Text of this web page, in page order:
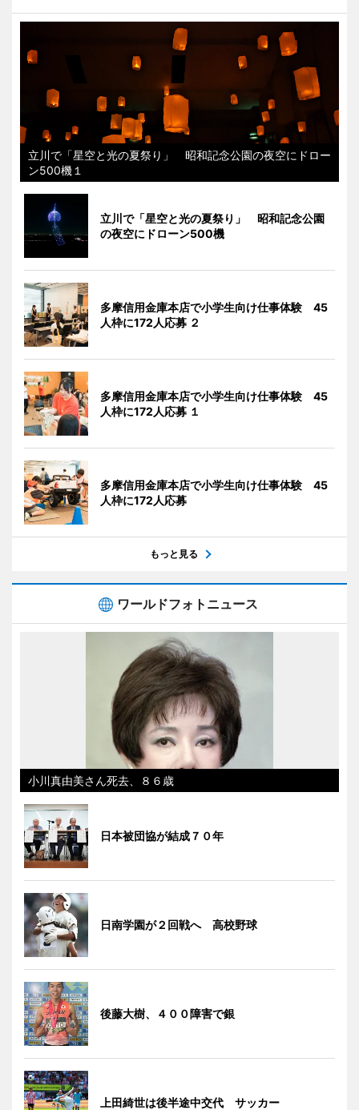
立川で「星空と光の夏祭り」 昭和記念公園の夜空にドロー
ン500機１
立川で「星空と光の夏祭り」 昭和記念公園
の夜空にドローン500機
多摩信用金庫本店で小学生向け仕事体験 45
人枠に172人応募 ２
多摩信用金庫本店で小学生向け仕事体験 45
人枠に172人応募 １
多摩信用金庫本店で小学生向け仕事体験 45
人枠に172人応募
もっと見る
ワールドフォトニュース
小川真由美さん死去、８６歳
日本被団協が結成７０年
日南学園が２回戦へ 高校野球
後藤大樹、４００障害で銀
上田綺世は後半途中交代 サッカー